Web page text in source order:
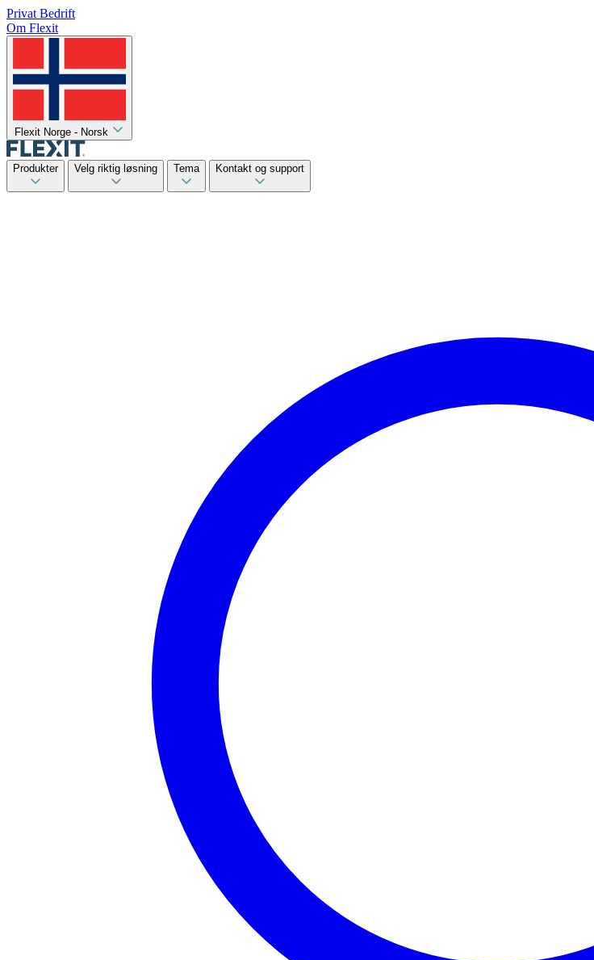
Privat Bedrift
Om Flexit
Flexit Norge - Norsk
Produkter Velg riktig løsning Tema Kontakt og support